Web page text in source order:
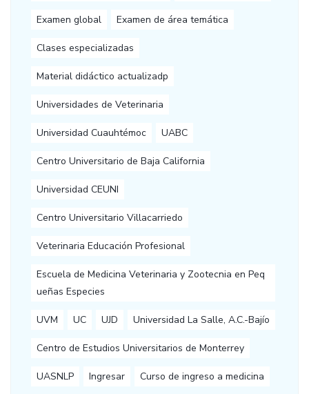
Examen global Examen de área temática
Clases especializadas
Material didáctico actualizadp
Universidades de Veterinaria
Universidad Cuauhtémoc UABC
Centro Universitario de Baja California
Universidad CEUNI
Centro Universitario Villacarriedo
Veterinaria Educación Profesional
Escuela de Medicina Veterinaria y Zootecnia en Peq
ueñas Especies
UVM UC UJD Universidad La Salle, A.C.-Bajío
Centro de Estudios Universitarios de Monterrey
UASNLP Ingresar Curso de ingreso a medicina